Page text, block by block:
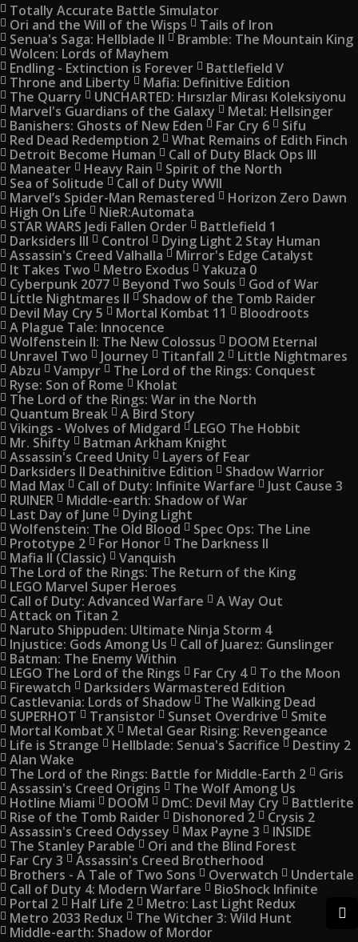
Totally Accurate Battle Simulator
Ori and the Will of the Wisps
Tails of Iron
Senua's Saga: Hellblade II
Bramble: The Mountain King
Wolcen: Lords of Mayhem
Endling - Extinction is Forever
Battlefield V
Throne and Liberty
Mafia: Definitive Edition
The Quarry
UNCHARTED: Hırsızlar Mirası Koleksiyonu
Marvel's Guardians of the Galaxy
Metal: Hellsinger
Banishers: Ghosts of New Eden
Far Cry 6
Sifu
Red Dead Redemption 2
What Remains of Edith Finch
Detroit Become Human
Call of Duty Black Ops III
Maneater
Heavy Rain
Spirit of the North
Sea of Solitude
Call of Duty WWII
Marvel’s Spider-Man Remastered
Horizon Zero Dawn
High On Life
NieR:Automata
STAR WARS Jedi Fallen Order
Battlefield 1
Darksiders III
Control
Dying Light 2 Stay Human
Assassin's Creed Valhalla
Mirror's Edge Catalyst
It Takes Two
Metro Exodus
Yakuza 0
Cyberpunk 2077
Beyond Two Souls
God of War
Little Nightmares II
Shadow of the Tomb Raider
Devil May Cry 5
Mortal Kombat 11
Bloodroots
A Plague Tale: Innocence
Wolfenstein II: The New Colossus
DOOM Eternal
Unravel Two
Journey Titanfall 2
Little Nightmares
Abzu
Vampyr
The Lord of the Rings: Conquest
Ryse: Son of Rome
Kholat
The Lord of the Rings: War in the North
Quantum Break
A Bird Story
Vikings - Wolves of Midgard
LEGO The Hobbit
Mr. Shifty
Batman Arkham Knight
Assassin's Creed Unity
Layers of Fear
Darksiders II Deathinitive Edition
Shadow Warrior
Mad Max
Call of Duty: Infinite Warfare
Just Cause 3
RUINER
Middle-earth: Shadow of War
Last Day of June
Dying Light
Wolfenstein: The Old Blood
Spec Ops: The Line
Prototype 2
For Honor
The Darkness II
Mafia II (Classic)
Vanquish
The Lord of the Rings: The Return of the King
LEGO Marvel Super Heroes
Call of Duty: Advanced Warfare
A Way Out
Attack on Titan 2
Naruto Shippuden: Ultimate Ninja Storm 4
Injustice: Gods Among Us
Call of Juarez: Gunslinger
Batman: The Enemy Within
LEGO The Lord of the Rings
Far Cry 4
To the Moon
Firewatch
Darksiders Warmastered Edition
Castlevania: Lords of Shadow
The Walking Dead
SUPERHOT
Transistor Sunset Overdrive
Smite
Mortal Kombat X
Metal Gear Rising: Revengeance
Life is Strange
Hellblade: Senua's Sacrifice
Destiny 2
Alan Wake
The Lord of the Rings: Battle for Middle-Earth 2
Gris
Assassin's Creed Origins
The Wolf Among Us
Hotline Miami
DOOM DmC: Devil May Cry
Battlerite
Rise of the Tomb Raider
Dishonored 2
Crysis 2
Assassin's Creed Odyssey
Max Payne 3
INSIDE
The Stanley Parable
Ori and the Blind Forest
Far Cry 3
Assassin's Creed Brotherhood
Brothers - A Tale of Two Sons
Overwatch
Undertale
Call of Duty 4: Modern Warfare
BioShock Infinite
Portal 2
Half Life 2
Metro: Last Light Redux
Metro 2033 Redux
The Witcher 3: Wild Hunt
Middle-earth: Shadow of Mordor